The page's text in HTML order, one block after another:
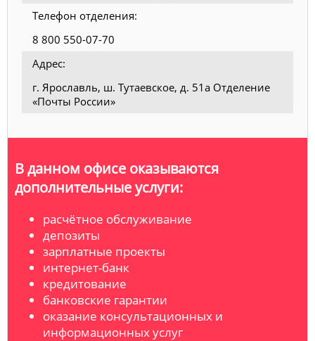
Телефон отделения:
8 800 550-07-70
Адрес:
г. Ярославль, ш. Тутаевское, д. 51а Отделение
«Почты России»
В данном офисе оказываются
дополнительные услуги:
расчётное обслуживание
депозиты
зарплатные проекты
интернет-банк
кредитование
банковские гарантии
оказание консультационных и
информационных услуг